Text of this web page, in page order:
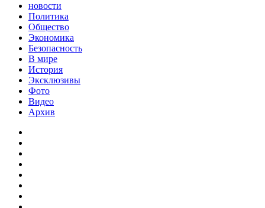
новости
Политика
Общество
Экономика
Безопасность
В мире
История
Эксклюзивы
Фото
Видео
Архив